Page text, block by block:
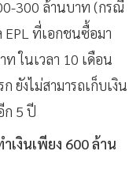
300 ล้านบาท (กรณี
ที่เอกชนซื้อมา
ในเวลา 10 เดือน
ยังไม่สามารถเก็บเงิน
ก 5 ปี
เงินเพียง 600 ล้าน